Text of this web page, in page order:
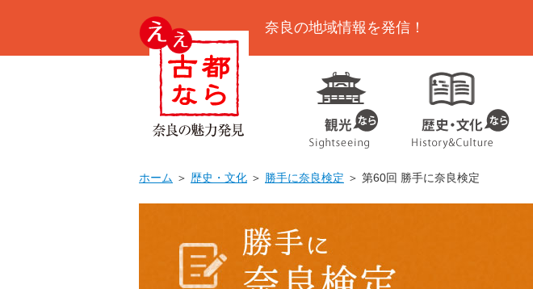
奈良の地域情報を発信！
ホーム ＞ 歴史・文化 ＞ 勝手に奈良検定 ＞ 第60回 勝手に奈良検定